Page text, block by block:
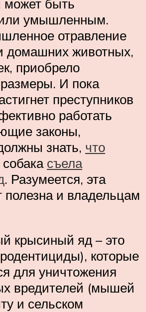
быть
умышленным.
отравление
домашних животных,
приобрело
И пока
преступников
работать
законы,
знать, что
собака съела
. Разумеется, эта
полезна и владельцам
крысиный яд – это
которые
для уничтожения
вредителей (мышей
и сельском